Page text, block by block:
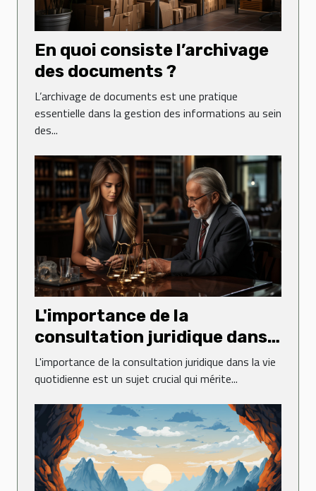
En quoi consiste l’archivage
des documents ?
L’archivage de documents est une pratique
essentielle dans la gestion des informations au sein
des...
L'importance de la
consultation juridique dans
la vie quotidienne
L'importance de la consultation juridique dans la vie
quotidienne est un sujet crucial qui mérite...